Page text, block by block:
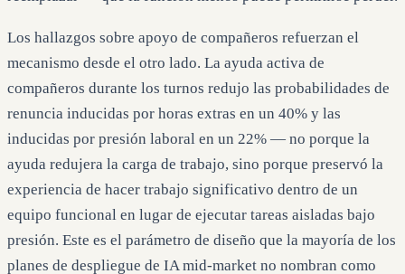
Los hallazgos sobre apoyo de compañeros refuerzan el
mecanismo desde el otro lado. La ayuda activa de
compañeros durante los turnos redujo las probabilidades de
renuncia inducidas por horas extras en un 40% y las
inducidas por presión laboral en un 22% — no porque la
ayuda redujera la carga de trabajo, sino porque preservó la
experiencia de hacer trabajo significativo dentro de un
equipo funcional en lugar de ejecutar tareas aisladas bajo
presión. Este es el parámetro de diseño que la mayoría de los
planes de despliegue de IA mid-market no nombran como